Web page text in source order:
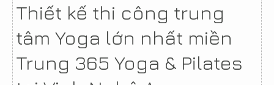
Thiết kế thi công trung
tâm Yoga lớn nhất miền
Trung 365 Yoga & Pilates